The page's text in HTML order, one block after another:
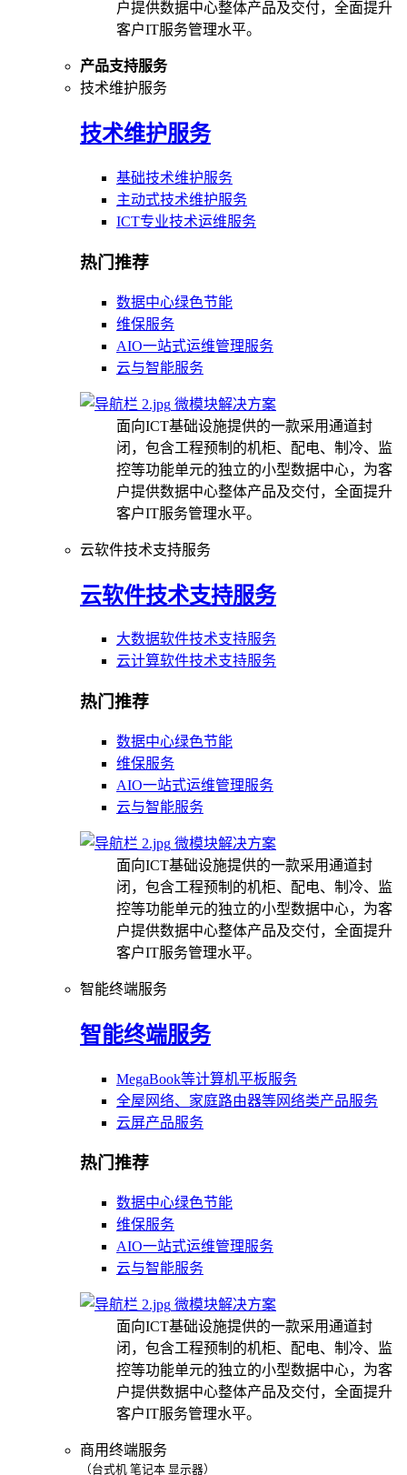
户提供数据中心整体产品及交付，全面提升
客户IT服务管理水平。
产品支持服务
技术维护服务
技术维护服务
基础技术维护服务
主动式技术维护服务
ICT专业技术运维服务
热门推荐
数据中心绿色节能
维保服务
AIO一站式运维管理服务
云与智能服务
微模块解决方案
面向ICT基础设施提供的一款采用通道封
闭，包含工程预制的机柜、配电、制冷、监
控等功能单元的独立的小型数据中心，为客
户提供数据中心整体产品及交付，全面提升
客户IT服务管理水平。
云软件技术支持服务
云软件技术支持服务
大数据软件技术支持服务
云计算软件技术支持服务
热门推荐
数据中心绿色节能
维保服务
AIO一站式运维管理服务
云与智能服务
微模块解决方案
面向ICT基础设施提供的一款采用通道封
闭，包含工程预制的机柜、配电、制冷、监
控等功能单元的独立的小型数据中心，为客
户提供数据中心整体产品及交付，全面提升
客户IT服务管理水平。
智能终端服务
智能终端服务
MegaBook等计算机平板服务
全屋网络、家庭路由器等网络类产品服务
云屏产品服务
热门推荐
数据中心绿色节能
维保服务
AIO一站式运维管理服务
云与智能服务
微模块解决方案
面向ICT基础设施提供的一款采用通道封
闭，包含工程预制的机柜、配电、制冷、监
控等功能单元的独立的小型数据中心，为客
户提供数据中心整体产品及交付，全面提升
客户IT服务管理水平。
商用终端服务
（台式机 笔记本 显示器）